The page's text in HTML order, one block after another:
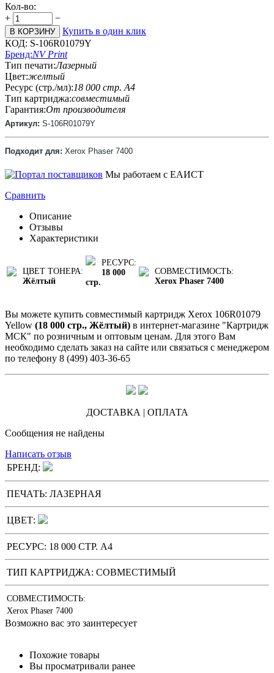
Кол-во:
+
−
В КОРЗИНУ
Купить в один клик
КОД: S-106R01079Y
Бренд:NV Print
Тип печати:Лазерный
Цвет:желтый
Ресурс (стр./мл):18 000 стр. А4
Тип картриджа:совместимый
Гарантия:От производителя
Артикул: S-106R01079Y
Подходит для: Xerox Phaser 7400
Мы работаем с ЕАИСТ
Сравнить
Описание
Отзывы
Характеристики
ЦВЕТ ТОНЕРА:
Жёлтый
РЕСУРС:
18 000
стр.
СОВМЕСТИМОСТЬ:
Xerox Phaser 7400
Вы можете купить совместимый картридж Xerox 106R01079
Yellow (18 000 стр., Жёлтый) в интернет-магазине "Картридж
МСК" по розничным и оптовым ценам. Для этого Вам
необходимо сделать заказ на сайте или связаться с менеджером
по телефону 8 (499) 403-36-65
ДОСТАВКА | ОПЛАТА
Сообщения не найдены
Написать отзыв
БРЕНД:
ПЕЧАТЬ: ЛАЗЕРНАЯ
ЦВЕТ:
РЕСУРС: 18 000 СТР. А4
ТИП КАРТРИДЖА: СОВМЕСТИМЫЙ
СОВМЕСТИМОСТЬ:
Xerox Phaser 7400
Возможно вас это заинтересует
Похожие товары
Вы просматривали ранее